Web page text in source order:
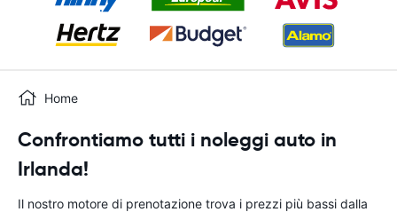
Home
Confrontiamo tutti i noleggi auto in
Irlanda!
Il nostro motore di prenotazione trova i prezzi più bassi dalla